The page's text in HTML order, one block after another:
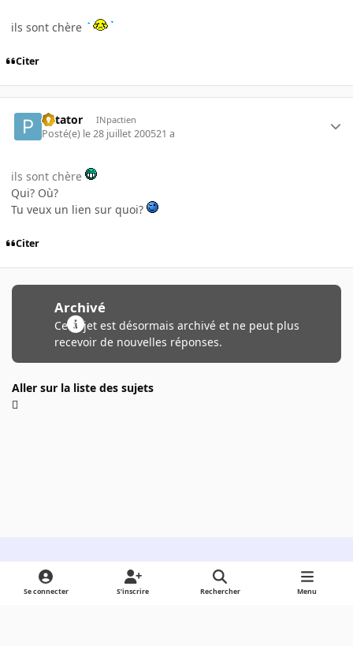
ils sont chère
Citer
Patator INpactien
Posté(e) le 28 juillet 200521 a
ils sont chère
Qui? Où?
Tu veux un lien sur quoi?
Citer
Archivé
Ce sujet est désormais archivé et ne peut plus
recevoir de nouvelles réponses.
Aller sur la liste des sujets
Light ModeDark ModeSystem Preference
Se connecter S’inscrire Rechercher Menu